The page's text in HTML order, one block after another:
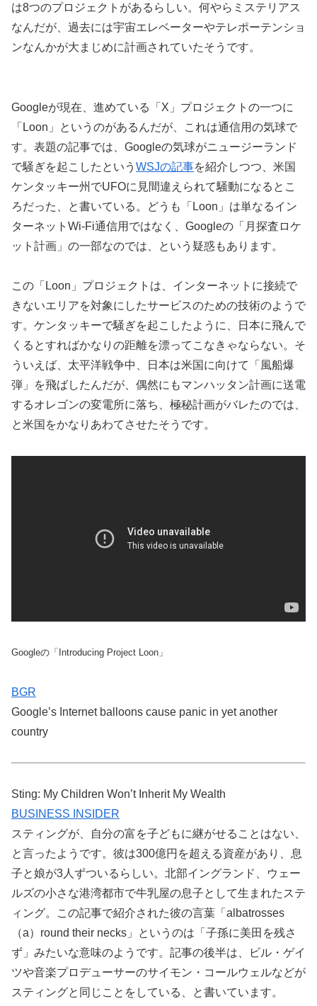
は8つのプロジェクトがあるらしい。何やらミステリアス
なんだが、過去には宇宙エレベーターやテレポーテンショ
ンなんかが大まじめに計画されていたそうです。
Googleが現在、進めている「X」プロジェクトの一つに
「Loon」というのがあるんだが、これは通信用の気球で
す。表題の記事では、Googleの気球がニュージーランド
で騒ぎを起こしたという WSJの記事を紹介しつつ、米国
ケンタッキー州でUFOに見間違えられて騒動になるとこ
ろだった、と書いている。どうも「Loon」は単なるイン
ターネットWi-Fi通信用ではなく、Googleの「月探査ロケ
ット計画」の一部なのでは、という疑惑もあります。
この「Loon」プロジェクトは、インターネットに接続で
きないエリアを対象にしたサービスのための技術のようで
す。ケンタッキーで騒ぎを起こしたように、日本に飛んで
くるとすればかなりの距離を漂ってこなきゃならない。そ
ういえば、太平洋戦争中、日本は米国に向けて「風船爆
弾」を飛ばしたんだが、偶然にもマンハッタン計画に送電
するオレゴンの変電所に落ち、極秘計画がバレたのでは、
と米国をかなりあわてさせたそうです。
Googleの「Introducing Project Loon」
BGR
Google’s Internet balloons cause panic in yet another
country
Sting: My Children Won’t Inherit My Wealth
BUSINESS INSIDER
スティングが、自分の富を子どもに継がせることはない、
と言ったようです。彼は300億円を超える資産があり、息
子と娘が3人ずついるらしい。北部イングランド、ウェー
ルズの小さな港湾都市で牛乳屋の息子として生まれたステ
ィング。この記事で紹介された彼の言葉「albatrosses
（a）round their necks」というのは「子孫に美田を残さ
ず」みたいな意味のようです。記事の後半は、ビル・ゲイ
ツや音楽プロデューサーのサイモン・コールウェルなどが
スティングと同じことをしている、と書いています。